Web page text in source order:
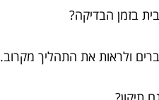
בזמן הבדיקה?
ולראות את התהליך מקרוב.